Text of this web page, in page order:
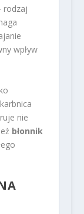
wpływ
nie
błonnik